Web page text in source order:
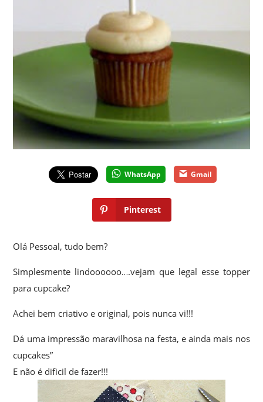
WhatsApp Gmail
Pinterest
Olá Pessoal, tudo bem?
Simplesmente lindoooooo….vejam que legal esse topper
para cupcake?
Achei bem criativo e original, pois nunca vi!!!
Dá uma impressão maravilhosa na festa, e ainda mais nos
cupcakes”
E não é dificil de fazer!!!